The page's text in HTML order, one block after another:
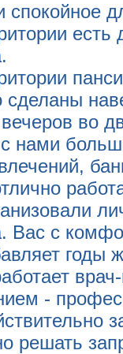
спокойное
есть
сделаны
во
нами
Вас с
годы
-
решать